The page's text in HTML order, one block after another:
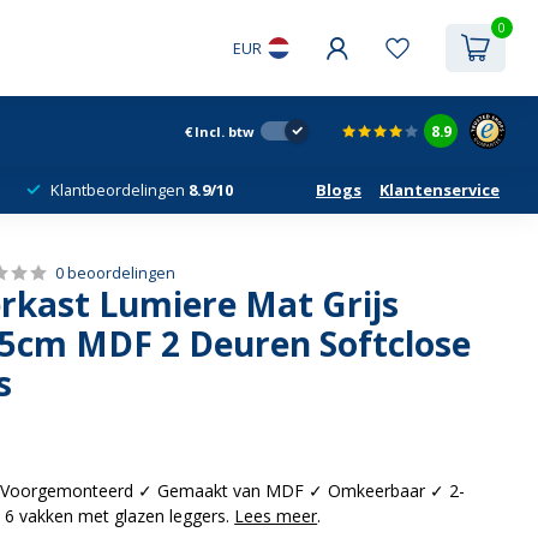
EUR
0
€ Incl. btw 8.9
Klantbeordelingen 8.9/10 Blogs Klantenservice
0 beoordelingen
Lumiere Mat Grijs
MDF 2 Deuren Softclose
✓ Gemaakt van MDF ✓ Omkeerbaar ✓ 2-
vakken met glazen leggers. Lees meer.